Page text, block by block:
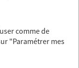
votre
comme de
"Paramétrer mes